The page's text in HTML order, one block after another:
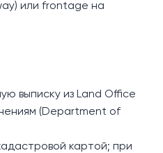
или frontage на
выписку из Land Office
(Department of
картой; при